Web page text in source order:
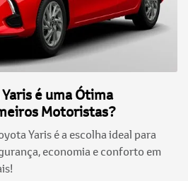
é uma Ótima
Motoristas?
Yaris é a escolha ideal para
economia e conforto em